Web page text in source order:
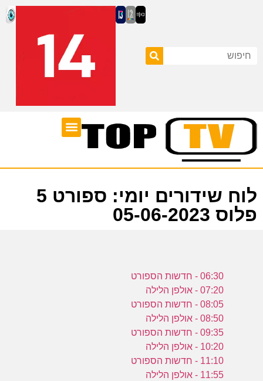
לוח שידורים יומי: ספורט 5
פלוס 05-06-2023
06:30 - חדשות הספורט
07:20 - אולפן הלילה
08:05 - חדשות הספורט
08:50 - אולפן הלילה
09:35 - חדשות הספורט
10:20 - אולפן הלילה
11:10 - חדשות הספורט
11:55 - אולפן הלילה